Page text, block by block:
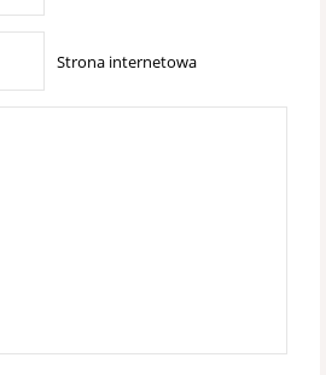
Strona internetowa